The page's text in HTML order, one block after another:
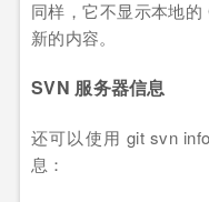
同样，它不显示本地
新的内容。
SVN 服务器信息
还可以使用 git svn
息：